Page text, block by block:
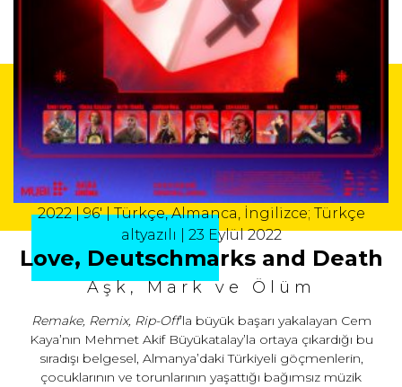
2022 | 96' | Türkçe, Almanca, İngilizce; Türkçe
altyazılı | 23 Eylül 2022
Love, Deutschmarks and Death
Aşk, Mark ve Ölüm
Remake, Remix, Rip-Off’la büyük başarı yakalayan Cem
Kaya’nın Mehmet Akif Büyükatalay’la ortaya çıkardığı bu
sıradışı belgesel, Almanya’daki Türkiyeli göçmenlerin,
çocuklarının ve torunlarının yaşattığı bağımsız müzik